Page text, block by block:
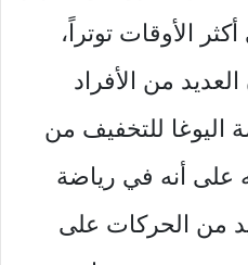
الأوقات توتراً،
من الأفراد
اليوغا للتخفيف من
على أنه في رياضة
من الحركات على